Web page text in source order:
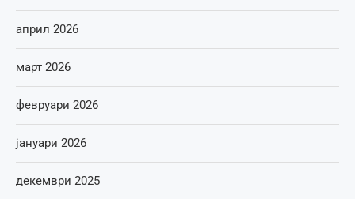
април 2026
март 2026
февруари 2026
јануари 2026
декември 2025